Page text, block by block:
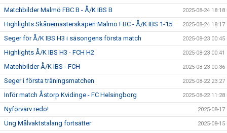
Matchbilder Malmö FBC B - Å/K IBS B 2025-08-24 18:18
Highlights Skånemästerskapen Malmö FBC - Å/K IBS 1-15 2025-08-24 18:17
Seger för Å/K IBS H3 i säsongens första match 2025-08-23 00:45
Highlights Å/K IBS H3 - FCH H2 2025-08-23 00:41
Matchbilder Å/K IBS - FCH 2025-08-23 00:36
Seger i första träningsmatchen 2025-08-22 23:27
Inför match Åstorp Kvidinge - FC Helsingborg 2025-08-22 11:28
Nyförvärv redo! 2025-08-17
Ung Målvaktstalang fortsätter 2025-08-15